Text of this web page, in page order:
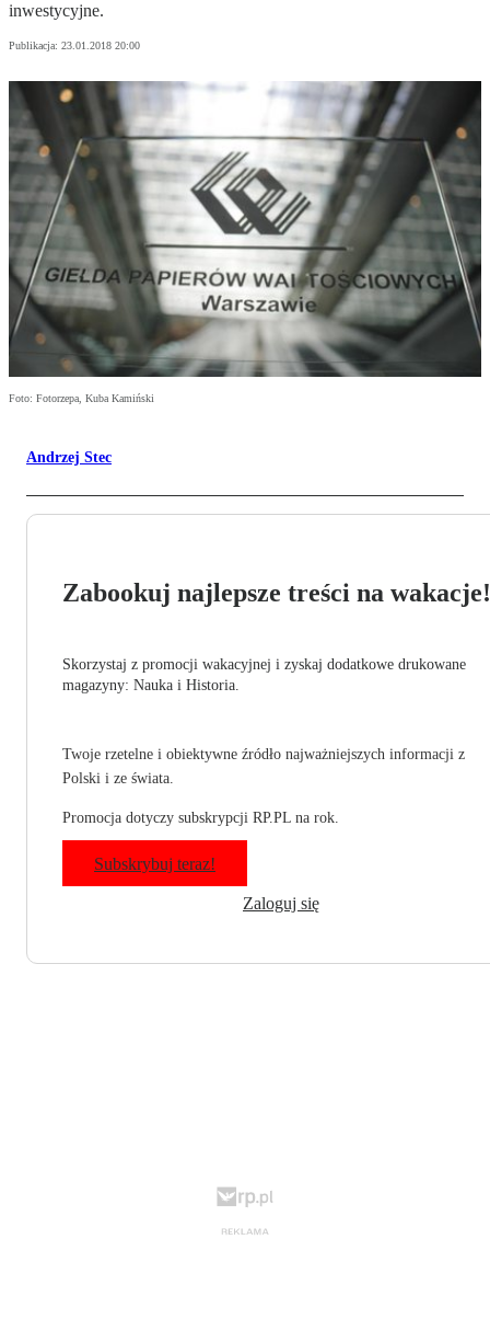
inwestycyjne.
Publikacja: 23.01.2018 20:00
Foto: Fotorzepa, Kuba Kamiński
Andrzej Stec
Zabookuj najlepsze treści na wakacje!
Skorzystaj z promocji wakacyjnej i zyskaj dodatkowe drukowane
magazyny: Nauka i Historia.
Twoje rzetelne i obiektywne źródło najważniejszych informacji z
Polski i ze świata.
Promocja dotyczy subskrypcji RP.PL na rok.
Subskrybuj teraz!
Zaloguj się